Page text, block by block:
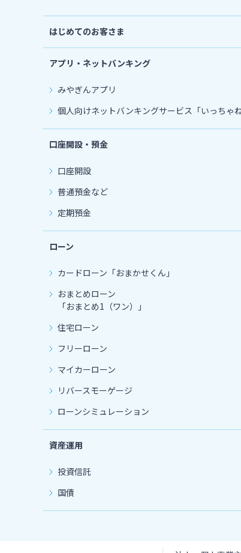
はじめてのお客さま
アプリ・ネットバンキング
みやぎんアプリ
個人向けネットバンキングサービス「いっちゃね
口座開設・預金
口座開設
普通預金など
定期預金
ローン
カードローン 「おまかせくん」
おまとめローン
「おまとめ1（ワン）」
住宅ローン
フリーローン
マイカーローン
リバースモーゲージ
ローンシミュレーション
資産運用
投資信託
国債